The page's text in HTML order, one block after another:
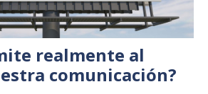
realmente al
comunicación?